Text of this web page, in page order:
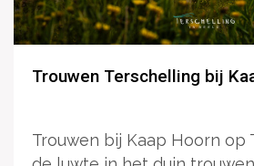
Trouwen Terschelling bij
Trouwen bij Kaap Hoorn op